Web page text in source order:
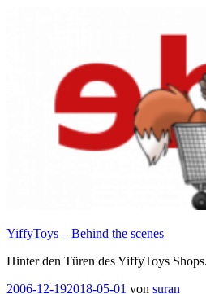
YiffyToys – Behind the scenes
Hinter den Türen des YiffyToys Shops.
Veröffentlicht
2006-12-192018-05-01 von suran